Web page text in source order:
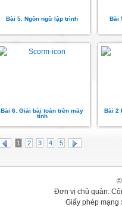
Bài 5. Ngôn ngữ lập trình Bài
Bài 6. Giải bài toán trên máy
tính
Bài 2
1 2 3 4 5
Đơn vị chủ quản:
Giấy phép mạng